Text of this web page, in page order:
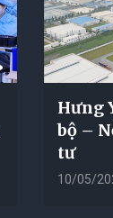
Hưng
bộ –
tư
10/05/